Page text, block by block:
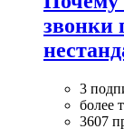
звонки
3
более
3607